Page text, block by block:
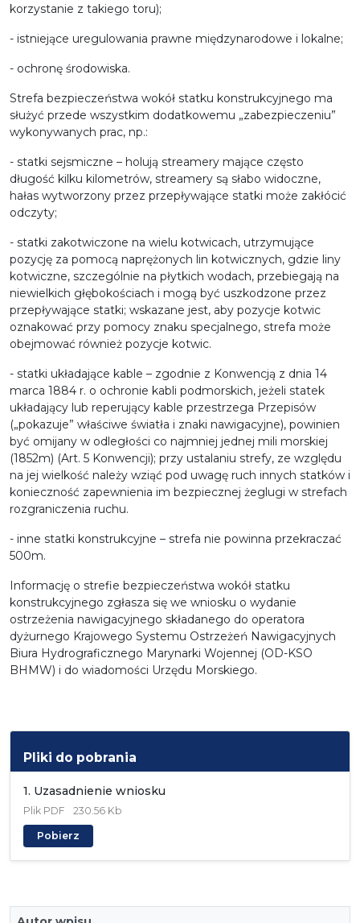
korzystanie z takiego toru);
- istniejące uregulowania prawne międzynarodowe i lokalne;
- ochronę środowiska.
Strefa bezpieczeństwa wokół statku konstrukcyjnego ma
służyć przede wszystkim dodatkowemu „zabezpieczeniu”
wykonywanych prac, np.:
- statki sejsmiczne – holują streamery mające często
długość kilku kilometrów, streamery są słabo widoczne,
hałas wytworzony przez przepływające statki może zakłócić
odczyty;
- statki zakotwiczone na wielu kotwicach, utrzymujące
pozycję za pomocą naprężonych lin kotwicznych, gdzie liny
kotwiczne, szczególnie na płytkich wodach, przebiegają na
niewielkich głębokościach i mogą być uszkodzone przez
przepływające statki; wskazane jest, aby pozycje kotwic
oznakować przy pomocy znaku specjalnego, strefa może
obejmować również pozycje kotwic.
- statki układające kable – zgodnie z Konwencją z dnia 14
marca 1884 r. o ochronie kabli podmorskich, jeżeli statek
układający lub reperujący kable przestrzega Przepisów
(„pokazuje” właściwe światła i znaki nawigacyjne), powinien
być omijany w odległości co najmniej jednej mili morskiej
(1852m) (Art. 5 Konwencji); przy ustalaniu strefy, ze względu
na jej wielkość należy wziąć pod uwagę ruch innych statków i
konieczność zapewnienia im bezpiecznej żeglugi w strefach
rozgraniczenia ruchu.
- inne statki konstrukcyjne – strefa nie powinna przekraczać
500m.
Informację o strefie bezpieczeństwa wokół statku
konstrukcyjnego zgłasza się we wniosku o wydanie
ostrzeżenia nawigacyjnego składanego do operatora
dyżurnego Krajowego Systemu Ostrzeżeń Nawigacyjnych
Biura Hydrograficznego Marynarki Wojennej (OD-KSO
BHMW) i do wiadomości Urzędu Morskiego.
Pliki do pobrania
1. Uzasadnienie wniosku
Plik PDF 230.56 Kb
Pobierz